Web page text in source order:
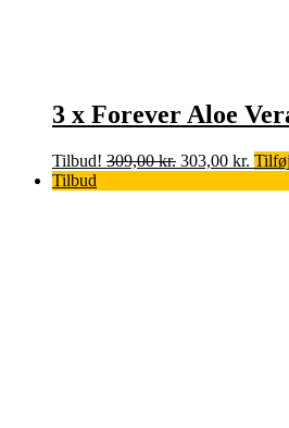
3 x Forever Aloe
Tilbud! 309,00kr. Den
303,00 kr. Den
Tilbud